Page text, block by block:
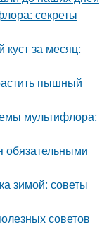
секреты
за месяц:
пышный
мультифлора:
обязательными
зимой: советы
советов